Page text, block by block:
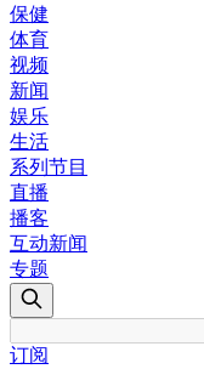
保健
体育
视频
新闻
娱乐
生活
系列节目
直播
播客
互动新闻
专题
订阅